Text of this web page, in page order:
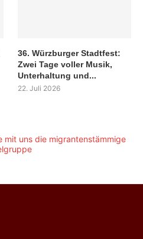
36. Würzburger Stadtfest:
Zwei Tage voller Musik,
Unterhaltung und...
22. Juli 2026